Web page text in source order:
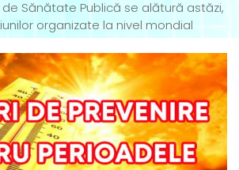
Sănătate Publică se alătură astăzi,
organizate la nivel mondial